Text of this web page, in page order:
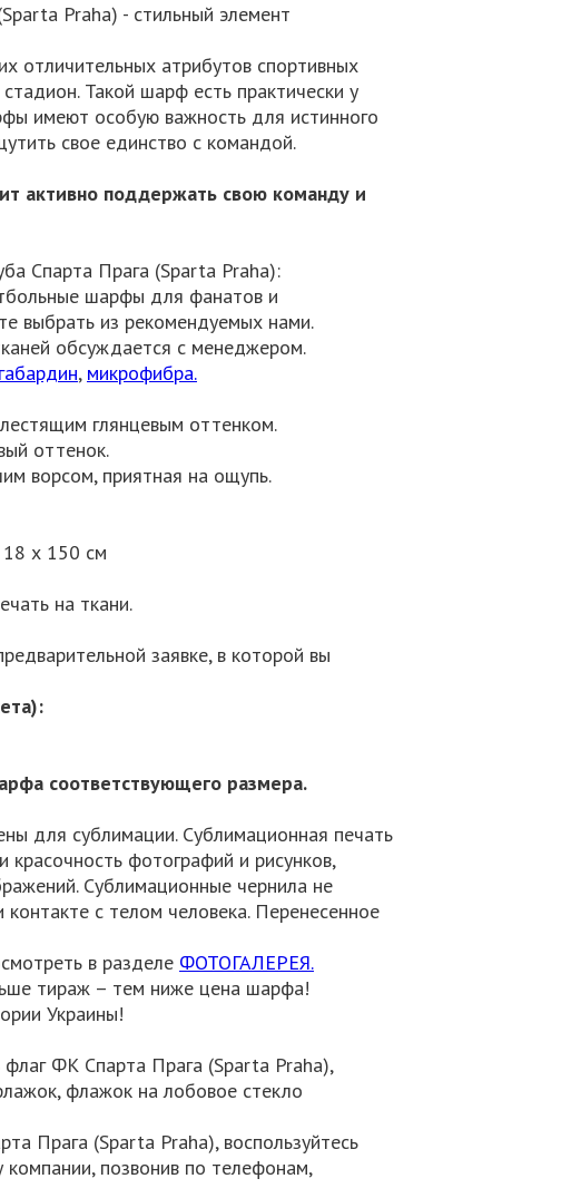
Praha) - стильный элемент
отличительных атрибутов спортивных
Такой шарф есть практически у
имеют особую важность для истинного
свое единство с командой.
активно поддержать свою команду и
Спарта Прага (Sparta Praha):
шарфы для фанатов и
выбрать из рекомендуемых нами.
обсуждается с менеджером.
габардин, микрофибра.
глянцевым оттенком.
оттенок.
ворсом, приятная на ощупь.
х 150 см
на ткани.
заявке, в которой вы
соответствующего размера.
для сублимации. Сублимационная печать
красочность фотографий и рисунков,
Сублимационные чернила не
с телом человека. Перенесенное
в разделе ФОТОГАЛЕРЕЯ.
тираж – тем ниже цена шарфа!
Украины!
ФК Спарта Прага (Sparta Praha),
флажок на лобовое стекло
Прага (Sparta Praha), воспользуйтесь
позвонив по телефонам,